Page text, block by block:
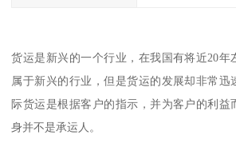
货运是新兴的一个行业，在我国有将近20年
属于新兴的行业，但是货运的发展却非常迅
际货运是根据客户的指示，并为客户的利益
身并不是承运人。